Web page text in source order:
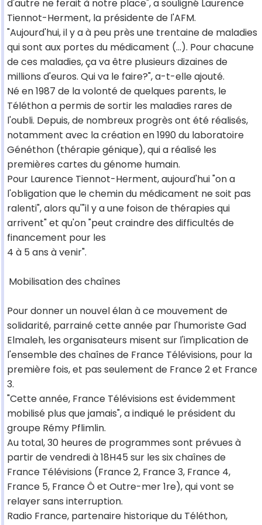
d'autre ne ferait à notre place", a souligné Laurence
Tiennot-Herment, la présidente de l'AFM.
"Aujourd'hui, il y a à peu près une trentaine de maladies
qui sont aux portes du médicament (...). Pour chacune
de ces maladies, ça va être plusieurs dizaines de
millions d'euros. Qui va le faire?", a-t-elle ajouté.
Né en 1987 de la volonté de quelques parents, le
Téléthon a permis de sortir les maladies rares de
l'oubli. Depuis, de nombreux progrès ont été réalisés,
notamment avec la création en 1990 du laboratoire
Généthon (thérapie génique), qui a réalisé les
premières cartes du génome humain.
Pour Laurence Tiennot-Herment, aujourd'hui "on a
l'obligation que le chemin du médicament ne soit pas
ralenti", alors qu'"il y a une foison de thérapies qui
arrivent" et qu'on "peut craindre des difficultés de
financement pour les
4 à 5 ans à venir".
Mobilisation des chaînes
Pour donner un nouvel élan à ce mouvement de
solidarité, parrainé cette année par l'humoriste Gad
Elmaleh, les organisateurs misent sur l'implication de
l'ensemble des chaînes de France Télévisions, pour la
première fois, et pas seulement de France 2 et France
3.
"Cette année, France Télévisions est évidemment
mobilisé plus que jamais", a indiqué le président du
groupe Rémy Pflimlin.
Au total, 30 heures de programmes sont prévues à
partir de vendredi à 18H45 sur les six chaînes de
France Télévisions (France 2, France 3, France 4,
France 5, France Ô et Outre-mer 1re), qui vont se
relayer sans interruption.
Radio France, partenaire historique du Téléthon,